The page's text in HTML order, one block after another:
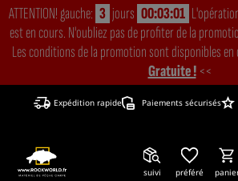
ATTENTION! gauche: 3 jours 00:03:00
est en cours. N'oubliez pas de profiter de la
Les conditions de la promotion sont disponibles
Gratuite !<<
Expédition rapide Paiements sécurisés
suivi préféré